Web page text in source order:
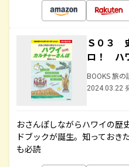
Ｓ０３
ロ！ ハ
BOOKS 旅の
2024.03.22
おさんぽしながらハワイの歴
ドブックが誕生。知っておき
も必読